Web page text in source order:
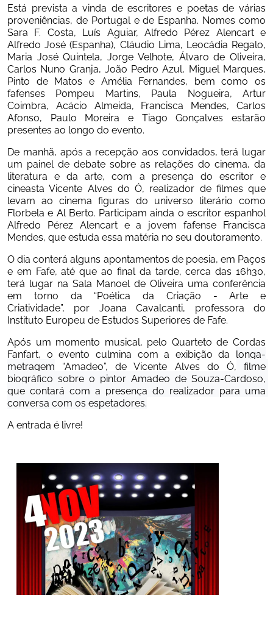
Está prevista a vinda de escritores e poetas de várias
proveniências, de Portugal e de Espanha. Nomes como
Sara F. Costa, Luís Aguiar, Alfredo Pérez Alencart e
Alfredo José (Espanha), Cláudio Lima, Leocádia Regalo,
Maria José Quintela, Jorge Velhote, Álvaro de Oliveira,
Carlos Nuno Granja, João Pedro Azul, Miguel Marques,
Pinto de Matos e Amélia Fernandes, bem como os
fafenses Pompeu Martins, Paula Nogueira, Artur
Coimbra, Acácio Almeida, Francisca Mendes, Carlos
Afonso, Paulo Moreira e Tiago Gonçalves estarão
presentes ao longo do evento.
De manhã, após a recepção aos convidados, terá lugar
um painel de debate sobre as relações do cinema, da
literatura e da arte, com a presença do escritor e
cineasta Vicente Alves do Ó, realizador de filmes que
levam ao cinema figuras do universo literário como
Florbela e Al Berto. Participam ainda o escritor espanhol
Alfredo Pérez Alencart e a jovem fafense Francisca
Mendes, que estuda essa matéria no seu doutoramento.
O dia conterá alguns apontamentos de poesia, em Paços
e em Fafe, até que ao final da tarde, cerca das 16h30,
terá lugar na Sala Manoel de Oliveira uma conferência
em torno da “Poética da Criação - Arte e
Criatividade”, por Joana Cavalcanti, professora do
Instituto Europeu de Estudos Superiores de Fafe.
Após um momento musical, pelo Quarteto de Cordas
Fanfart, o evento culmina com a exibição da longa-
metragem “Amadeo”, de Vicente Alves do Ó, filme
biográfico sobre o pintor Amadeo de Souza-Cardoso,
que contará com a presença do realizador para uma
conversa com os espetadores.
A entrada é livre!